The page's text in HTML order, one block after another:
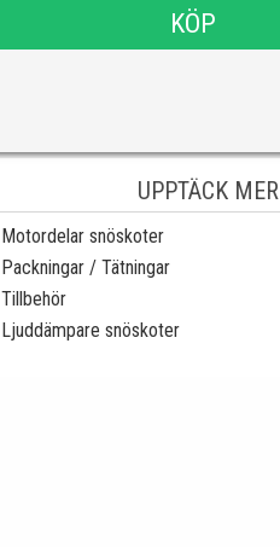
KÖP
UPPTÄCK MER
Motordelar snöskoter
Packningar / Tätningar
Tillbehör
Ljuddämpare snöskoter